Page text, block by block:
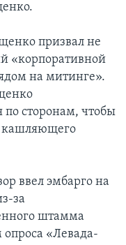
призвал не
«корпоративной
на митинге».
по сторонам, чтобы
кашляющего
ввел эмбарго на
за
штамма
«Левада-